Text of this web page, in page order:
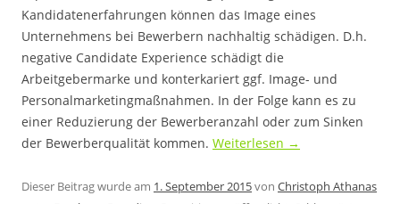
Kandidatenerfahrungen können das Image eines
Unternehmens bei Bewerbern nachhaltig schädigen. D.h.
negative Candidate Experience schädigt die
Arbeitgebermarke und konterkariert ggf. Image- und
Personalmarketingmaßnahmen. In der Folge kann es zu
einer Reduzierung der Bewerberanzahl oder zum Sinken
der Bewerberqualität kommen. Weiterlesen →
Dieser Beitrag wurde am 1. September 2015von Christoph Athanas